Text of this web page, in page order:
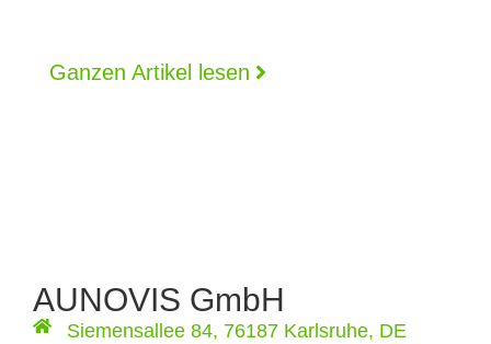
Ganzen Artikel lesen
AUNOVIS GmbH
Siemensallee 84, 76187 Karlsruhe, DE